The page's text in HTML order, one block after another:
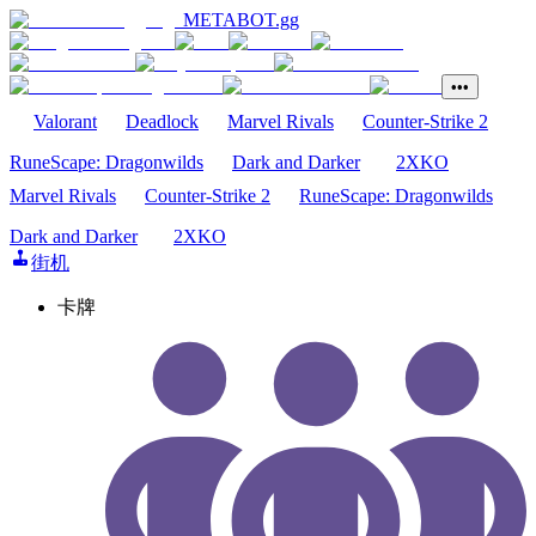
METABOT.gg
•••
Valorant Deadlock Marvel Rivals
Counter-Strike 2
RuneScape: Dragonwilds
Dark and Darker
2XKO
Marvel Rivals
Counter-Strike 2
RuneScape: Dragonwilds
Dark and Darker
2XKO
街机
卡牌